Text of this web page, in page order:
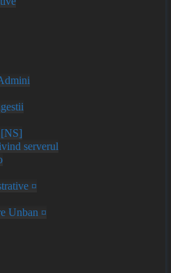
serverul
¤
Unban ¤